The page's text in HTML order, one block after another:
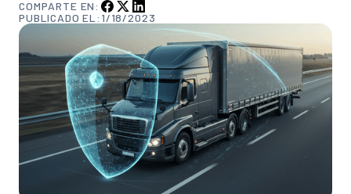
COMPARTE EN:
PUBLICADO EL: 1/18/2023